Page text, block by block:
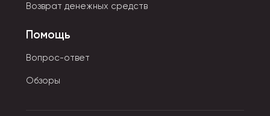
Возврат денежных средств
Помощь
Вопрос-ответ
Обзоры